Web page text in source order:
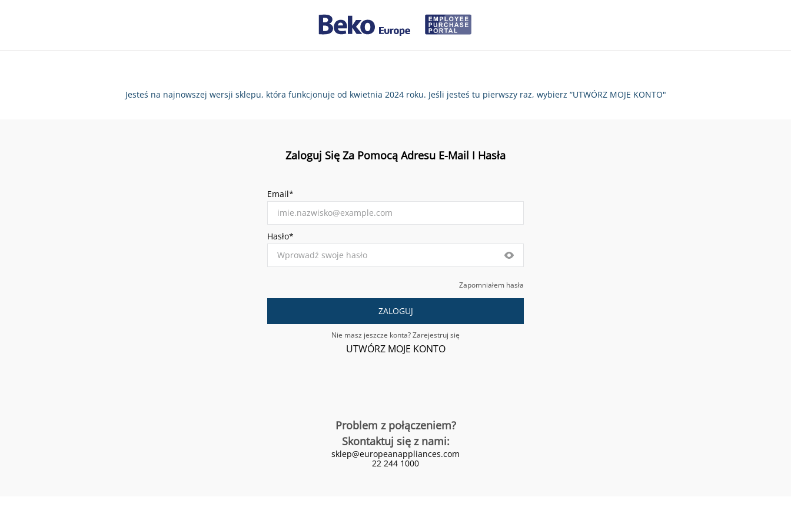
Jesteś na najnowszej wersji sklepu, która funkcjonuje od kwietnia 2024 roku. Jeśli jesteś tu pierwszy raz, wybierz “UTWÓRZ MOJE KONTO"
Zaloguj Się Za Pomocą Adresu E-Mail I Hasła
Email*
Hasło*
Zapomniałem hasła
ZALOGUJ
Nie masz jeszcze konta? Zarejestruj się
UTWÓRZ MOJE KONTO
Problem z połączeniem?
Skontaktuj się z nami:
sklep@europeanappliances.com
22 244 1000